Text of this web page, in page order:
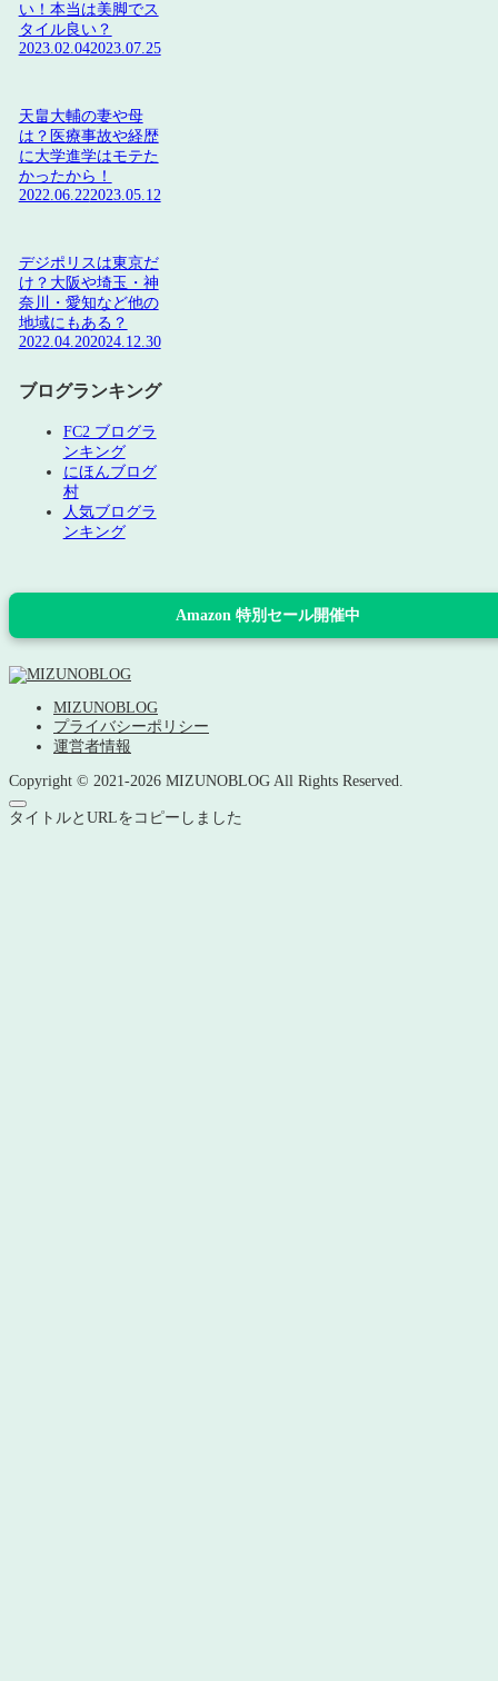
い！本当は美脚でス
タイル良い？
2023.02.042023.07.25
天畠大輔の妻や母
は？医療事故や経歴
に大学進学はモテた
かったから！
2022.06.222023.05.12
デジポリスは東京だ
け？大阪や埼玉・神
奈川・愛知など他の
地域にもある？
2022.04.202024.12.30
ブログランキング
FC2 ブログラ
ンキング
にほんブログ
村
人気ブログラ
ンキング
Amazon 特別セール開催中
MIZUNOBLOG
プライバシーポリシー
運営者情報
Copyright © 2021-2026 MIZUNOBLOG All Rights Reserved.
タイトルとURLをコピーしました